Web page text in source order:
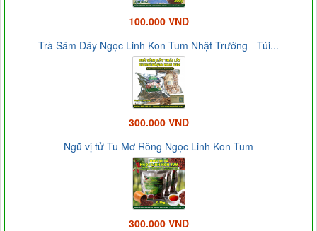
100.000 VND
Trà Sâm Dây Ngọc Linh Kon Tum Nhật Trường - Túi...
300.000 VND
Ngũ vị tử Tu Mơ Rông Ngọc Linh Kon Tum
300.000 VND